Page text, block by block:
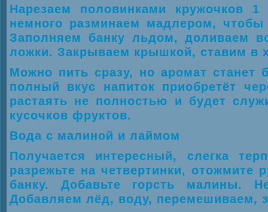
Нарезаем половинками кружочков
немного разминаем мадлером,
Заполняем банку льдом, доливаем
ложки. Закрываем крышкой, ставим в
Можно пить сразу, но аромат
полный вкус напиток приобретёт
растаять не полностью и будет
кусочков фруктов.
Вода с малиной и лаймом
Получается интересный, слегка
разрежьте на четвертинки, отожмите
банку. Добавьте горсть малины.
Добавляем лёд, воду, перемешиваем,